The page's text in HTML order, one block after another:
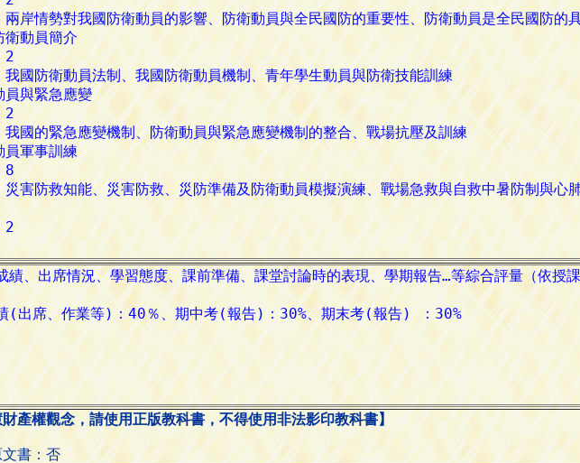
產權觀念，請使用正版教科書，不得使用非法影印教科書】
書：否